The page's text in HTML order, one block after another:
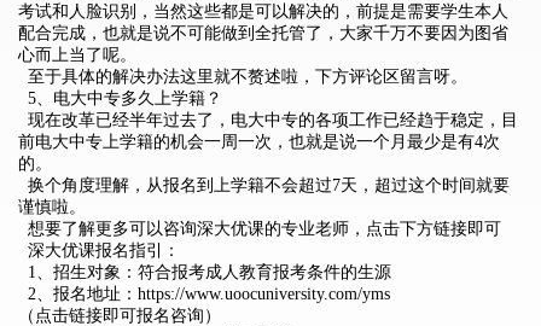
考试和人脸识别，当然这些都是可以解决的，前提是需要学生本人
配合完成，也就是说不可能做到全托管了，大家千万不要因为图省
心而上当了呢。
至于具体的解决办法这里就不赘述啦，下方评论区留言呀。
5、电大中专多久上学籍？
现在改革已经半年过去了，电大中专的各项工作已经趋于稳定，目
前电大中专上学籍的机会一周一次，也就是说一个月最少是有4次
的。
换个角度理解，从报名到上学籍不会超过7天，超过这个时间就要
谨慎啦。
想要了解更多可以咨询深大优课的专业老师，点击下方链接即可
深大优课报名指引：
1、招生对象：符合报考成人教育报考条件的生源
2、报名地址： https://www.uoocuniversity.com/yms
（点击链接即可报名咨询）